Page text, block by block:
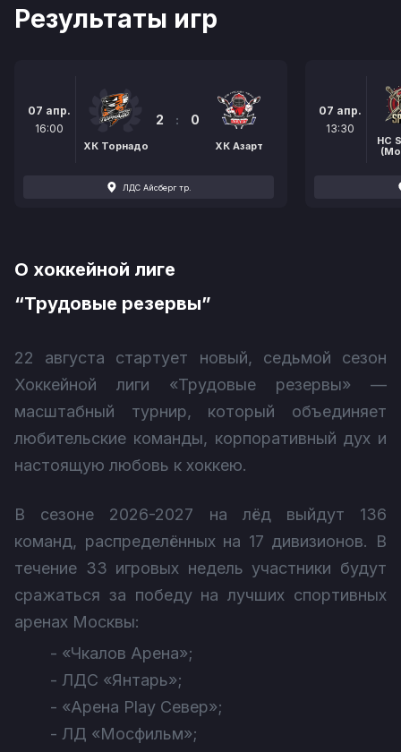
Результаты игр
07 апр.
16:00
ХК Торнадо
2 : 0
ХК Азарт
ЛДС Айсберг тр.
07 апр.
13:30
HC
О хоккейной лиге
“Трудовые резервы”
22 августа стартует новый, седьмой сезон
Хоккейной лиги «Трудовые резервы» —
масштабный турнир, который объединяет
любительские команды, корпоративный дух и
настоящую любовь к хоккею.
В сезоне 2026-2027 на лёд выйдут 136
команд, распределённых на 17 дивизионов. В
течение 33 игровых недель участники будут
сражаться за победу на лучших спортивных
аренах Москвы:
- «Чкалов Арена»;
- ЛДС «Янтарь»;
- «Арена Play Север»;
- ЛД «Мосфильм»;